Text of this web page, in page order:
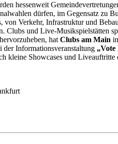
hessenweit
dürfen, im Gegensatz zu
Verkehr, Infrastruktur und
Clubs und Live-Musikspielstätten
hat Clubs am Main
Informationsveranstaltung
kleine Showcases und